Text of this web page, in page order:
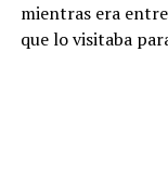
mientras era
que lo visitaba